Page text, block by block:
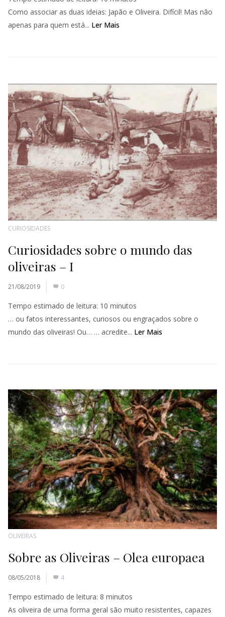
Como associar as duas ideias: Japão e Oliveira. Difícil! Mas não
apenas para quem está... Ler Mais
CURIOSIDADES
Curiosidades sobre o mundo das
oliveiras – I
21/08/2019 0
Tempo estimado de leitura: 10 minutos
… ou fatos interessantes, curiosos ou engraçados sobre o
mundo das oliveiras! Ou… … acredite... Ler Mais
OLIVEIRAS
Sobre as Oliveiras – Olea europaea
08/05/2018 4
Tempo estimado de leitura: 8 minutos
As oliveira de uma forma geral são muito resistentes, capazes